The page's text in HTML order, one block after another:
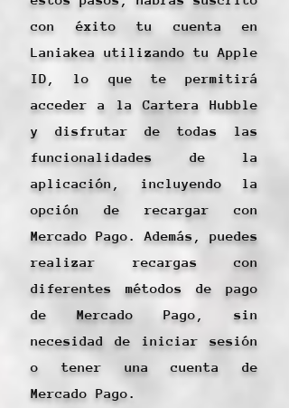
con éxito tu cuenta en
Laniakea utilizando tu Apple
ID, lo que te permitirá
acceder a la Cartera Hubble
y disfrutar de todas las
funcionalidades de la
aplicación, incluyendo la
opción de recargar con
Mercado Pago. Además, puedes
realizar recargas con
diferentes métodos de pago
de Mercado Pago, sin
necesidad de iniciar sesión
o tener una cuenta de
Mercado Pago.